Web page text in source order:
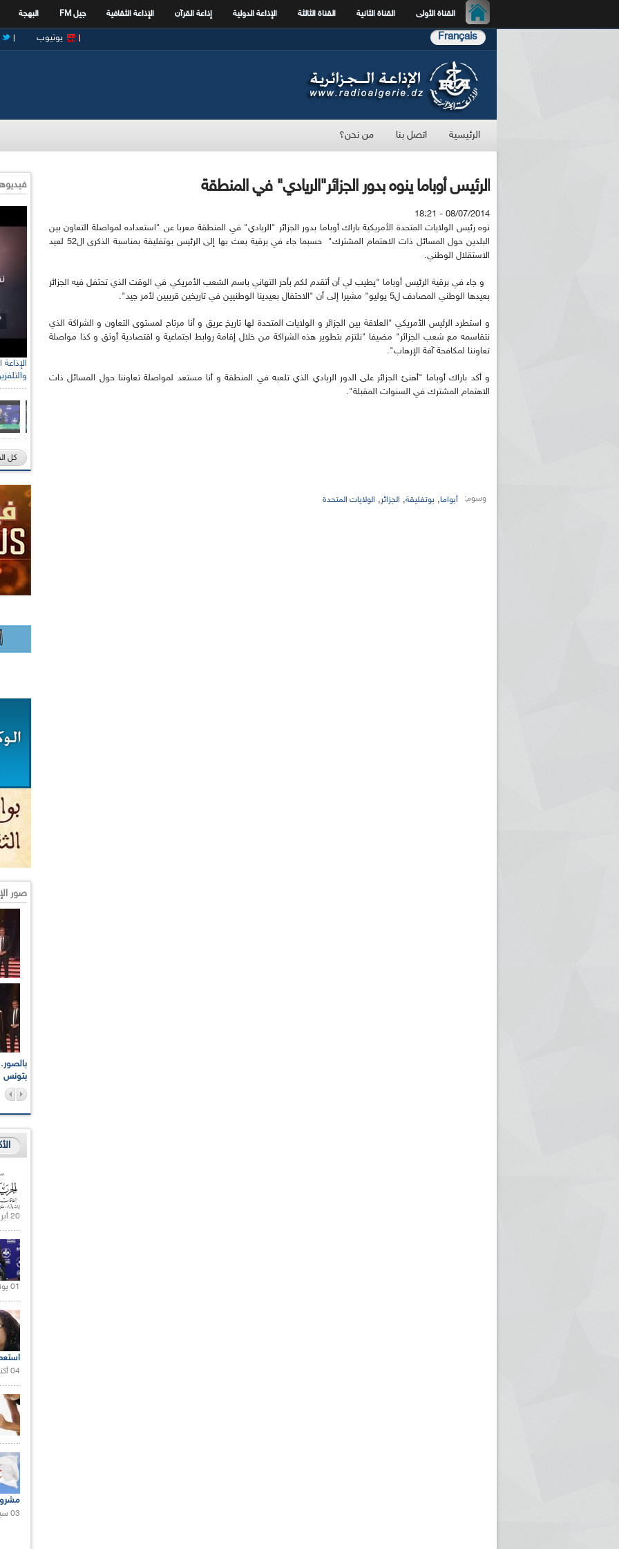
القناة الأولى القناة الثانية القناة الثالثة الإذاعة الدولية إذاعة القرآن الإذاعة الثقافية جيل FM البهجة
Français يوتيوب
الرئيسية اتصل بنا من نحن؟
الرئيس أوباما ينوه بدور الجزائر"الريادي" في المنطقة
08/07/2014 - 18:21
نوه رئيس الولايات المتحدة الأمريكية باراك أوباما بدور الجزائر "الريادي" في المنطقة معربا عن "استعداده لمواصلة التعاون بين
البلدين حول المسائل ذات الاهتمام المشترك" حسبما جاء في برقية بعث بها إلى الرئيس بوتفليقة بمناسبة الذكرى ال52 لعيد
الاستقلال الوطني.
و جاء في برقية الرئيس أوباما "يطيب لي أن أتقدم لكم بأحر التهاني باسم الشعب الأمريكي في الوقت الذي تحتفل فيه الجزائر
بعيدها الوطني المصادف ل5 يوليو" مشيرا إلى أن "الاحتفال بعيدينا الوطنيين في تاريخين قريبين لأمر جيد".
و استطرد الرئيس الأمريكي "العلاقة بين الجزائر و الولايات المتحدة لها تاريخ عريق و أنا مرتاح لمستوى التعاون و الشراكة الذي
نتقاسمه مع شعب الجزائر" مضيفا "نلتزم بتطوير هذه الشراكة من خلال إقامة روابط اجتماعية و اقتصادية أوثق و كذا مواصلة
تعاوننا لمكافحة آفة الإرهاب".
و أكد باراك أوباما "أهنئ الجزائر على الدور الريادي الذي تلعبه في المنطقة و أنا مستعد لمواصلة تعاوننا حول المسائل ذات
الاهتمام المشترك في السنوات المقبلة".
وسوم: أبواما, بوتفليقة, الجزائر, الولايات المتحدة
كل
صور
بتونس
20 أبريل 2021 |
01 يونيو 2021 |
04 أكتوبر 2020 |
03 سبتمبر 2020 |